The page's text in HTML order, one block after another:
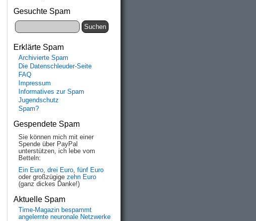
Gesuchte Spam
Erklärte Spam
Archivierte Spam
Die Datenschleuder-Seite
FAQ
Impressum
Informatives zur Spam
Jugendschutz
Spam?
Gespendete Spam
Sie können mich mit einer
Spende über PayPal
unterstützen, ich lebe vom
Betteln:
Ein Euro, drei Euro, fünf Euro
oder großzügige zehn Euro
(ganz dickes Danke!)
Aktuelle Spam
Time-Magazin bespammt
angelernte neuronale Netzwerke